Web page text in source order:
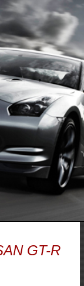
GT-R